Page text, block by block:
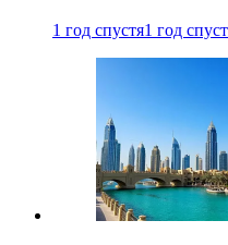
1 год спустя1 год